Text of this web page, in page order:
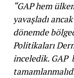
“GAP hem
yavaşladı
dönemde
Politikaları
inceledik. GAP